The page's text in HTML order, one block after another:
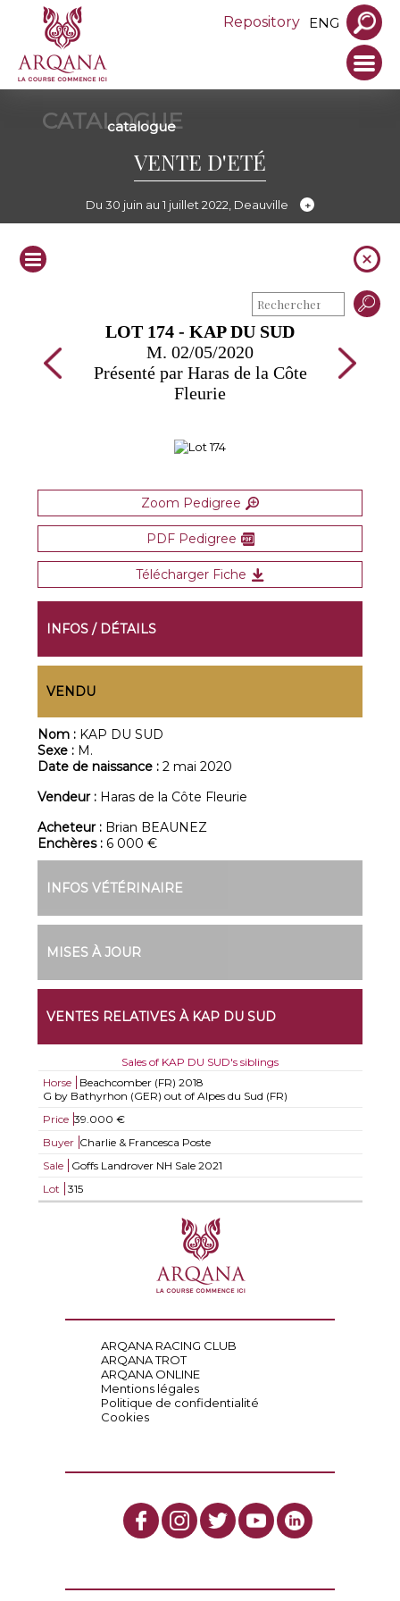
Repository ENG
CATALOGUE
catalogue
VENTE D'ETÉ
Du 30 juin au 1 juillet 2022, Deauville
LOT 174 - KAP DU SUD
M. 02/05/2020
Présenté par Haras de la Côte
Fleurie
Zoom Pedigree
PDF Pedigree
Télécharger Fiche
INFOS / DÉTAILS
VENDU
Nom : KAP DU SUD
Sexe : M.
Date de naissance :2 mai 2020
Vendeur : Haras de la Côte Fleurie
Acheteur : Brian BEAUNEZ
Enchères : 6 000 €
INFOS VÉTÉRINAIRE
MISES À JOUR
VENTES RELATIVES À KAP DU SUD
Sales of KAP DU SUD's siblings
Horse
Beachcomber (FR) 2018
G by Bathyrhon (GER) out of Alpes du Sud (FR)
Price 39.000 €
Buyer Charlie & Francesca Poste
Sale
Goffs Landrover NH Sale 2021
Lot
315
ARQANA RACING CLUB
ARQANA TROT
ARQANA ONLINE
Mentions légales
Politique de confidentialité
Cookies